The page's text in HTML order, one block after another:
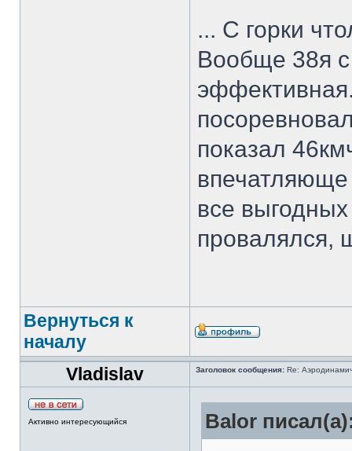
... С горки
Вообще 38я
показал
все
провалялся,
Вернуться к
началу
Vladislav
Заголовок сообщения: Re:
Активно интересующийся Balor